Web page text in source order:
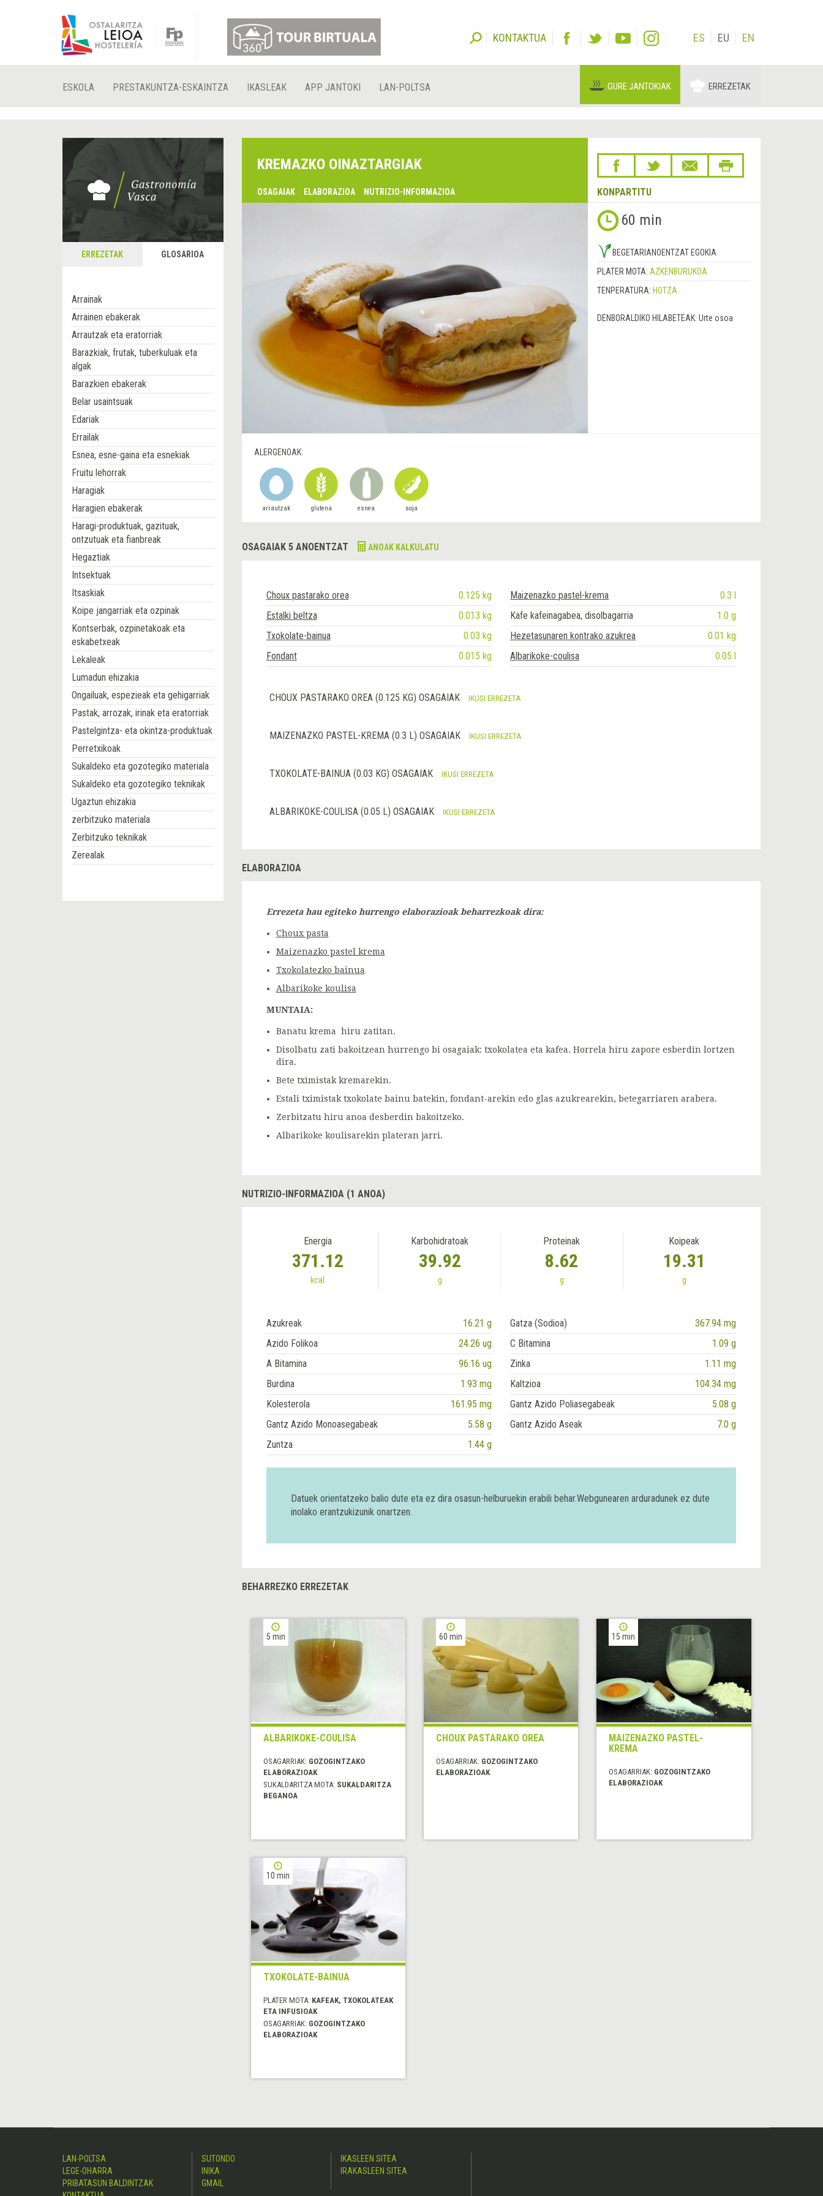
KONTAKTUA ES EU EN
ESKOLA PRESTAKUNTZA-ESKAINTZA IKASLEAK APP JANTOKI LAN-POLTSA GURE JANTOKIAK ERREZETAK
ERREZETAK GLOSARIOA
Arrainak
Arrainen ebakerak
Arrautzak eta eratorriak
Barazkiak, frutak, tuberkuluak eta
algak
Barazkien ebakerak
Belar usaintsuak
Edariak
Errailak
Esnea, esne-gaina eta esnekiak
Fruitu lehorrak
Haragiak
Haragien ebakerak
Haragi-produktuak, gazituak,
ontzutuak eta fianbreak
Hegaztiak
Intsektuak
Itsaskiak
Koipe jangarriak eta ozpinak
Kontserbak, ozpinetakoak eta
eskabetxeak
Lekaleak
Lumadun ehizakia
Ongailuak, espezieak eta gehigarriak
Pastak, arrozak, irinak eta eratorriak
Pastelgintza- eta okintza-produktuak
Perretxikoak
Sukaldeko eta gozotegiko materiala
Sukaldeko eta gozotegiko teknikak
Ugaztun ehizakia
zerbitzuko materiala
Zerbitzuko teknikak
Zerealak
KREMAZKO OINAZTARGIAK
OSAGAIAK ELABORAZIOA NUTRIZIO-INFORMAZIOA KONPARTITU
60 min
BEGETARIANOENTZAT EGOKIA
PLATER MOTA: AZKENBURUKOA
TENPERATURA: HOTZA
DENBORALDIKO HILABETEAK: Urte osoa
ALERGENOAK:
arrautzak glutena esnea soja
OSAGAIAK 5 ANOENTZAT ANOAK KALKULATU
Choux pastarako orea 0.125 kg Maizenazko pastel-krema
0.3 l
Estalki beltza
0.013 kg Kafe kafeinagabea, disolbagarria
1.0 g
Txokolate-bainua
0.03 kg Hezetasunaren kontrako azukrea
0.01 kg
Fondant
0.015 kg Albarikoke-coulisa 0.05 l
CHOUX PASTARAKO OREA (0.125 KG) OSAGAIAK IKUSI ERREZETA
MAIZENAZKO PASTEL-KREMA (0.3 L) OSAGAIAK IKUSI ERREZETA
TXOKOLATE-BAINUA (0.03 KG) OSAGAIAK IKUSI ERREZETA
ALBARIKOKE-COULISA (0.05 L) OSAGAIAK IKUSI ERREZETA
ELABORAZIOA
Errezeta hau egiteko hurrengo elaborazioak beharrezkoak dira:
Choux pasta
Maizenazko pastel krema
Txokolatezko bainua
Albarikoke koulisa
MUNTAIA:
Banatu krema hiru zatitan.
Disolbatu zati bakoitzean hurrengo bi osagaiak: txokolatea eta kafea. Horrela hiru zapore esberdin lortzen
dira.
Bete tximistak kremarekin.
Estali tximistak txokolate bainu batekin, fondant-arekin edo glas azukrearekin, betegarriaren arabera.
Zerbitzatu hiru anoa desberdin bakoitzeko.
Albarikoke koulisarekin plateran jarri.
NUTRIZIO-INFORMAZIOA (1 ANOA)
Energia
371.12
kcal
Karbohidratoak
39.92
g
Proteinak
8.62
g
Koipeak
19.31
g
Azukreak 16.21 g Gatza (Sodioa)
367.94 mg
Azido Folikoa
24.26 ug C Bitamina
1.09 g
A Bitamina
96.16 ug Zinka
1.11 mg
Burdina
1.93 mg Kaltzioa
104.34 mg
Kolesterola
161.95 mg Gantz Azido Poliasegabeak
5.08 g
Gantz Azido Monoasegabeak
5.58 g Gantz Azido Aseak
7.0 g
Zuntza
1.44 g
Datuek orientatzeko balio dute eta ez dira osasun-helburuekin erabili behar.Webgunearen arduradunek ez dute
inolako erantzukizunik onartzen.
BEHARREZKO ERREZETAK
5 min
ALBARIKOKE-COULISA
OSAGARRIAK: GOZOGINTZAKO
ELABORAZIOAK
SUKALDARITZA MOTA: SUKALDARITZA
BEGANOA
60 min
CHOUX PASTARAKO OREA
OSAGARRIAK: GOZOGINTZAKO
ELABORAZIOAK
15 min
MAIZENAZKO PASTEL-
KREMA
OSAGARRIAK: GOZOGINTZAKO
ELABORAZIOAK
10 min
TXOKOLATE-BAINUA
PLATER MOTA: KAFEAK, TXOKOLATEAK
ETA INFUSIOAK
OSAGARRIAK: GOZOGINTZAKO
ELABORAZIOAK
LAN-POLTSA
LEGE-OHARRA
PRIBATASUN BALDINTZAK
SUTONDO
INIKA
GMAIL
IKASLEEN SITEA
IRAKASLEEN SITEA